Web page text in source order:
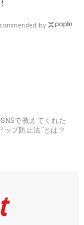
by
で教えてくれた
プ防止法”とは？